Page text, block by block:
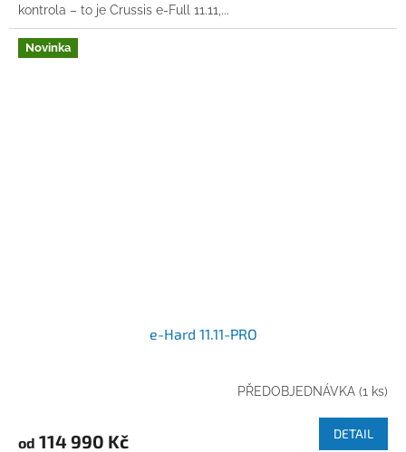
kontrola – to je Crussis e-Full 11.11,...
Novinka
e-Hard 11.11-PRO
PŘEDOBJEDNÁVKA (1 ks)
od 114 990 Kč DETAIL